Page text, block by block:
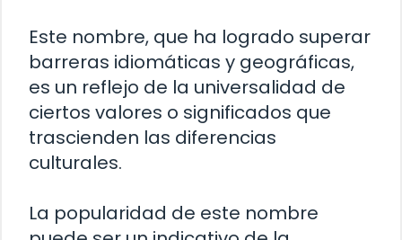
Este nombre, que ha logrado superar
barreras idiomáticas y geográficas,
es un reflejo de la universalidad de
ciertos valores o significados que
trascienden las diferencias
culturales.
La popularidad de este nombre